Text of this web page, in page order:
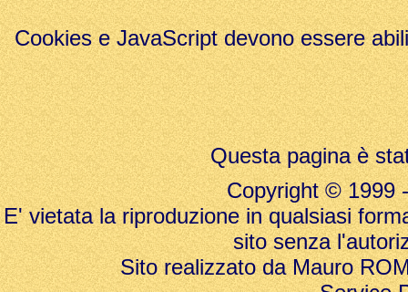
Cookies e JavaScript devono essere
Questa pagina è
Copyright © 1999
E' vietata la riproduzione in qualsiasi
sito senza
Sito realizzato da Mauro